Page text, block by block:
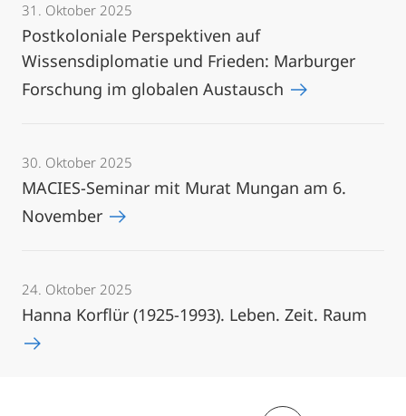
31. Oktober 2025
Postkoloniale Perspektiven auf
Wissensdiplomatie und Frieden: Marburger
Forschung im globalen Austausch
30. Oktober 2025
MACIES-Seminar mit Murat Mungan am 6.
November
24. Oktober 2025
Hanna Korflür (1925-1993). Leben. Zeit. Raum